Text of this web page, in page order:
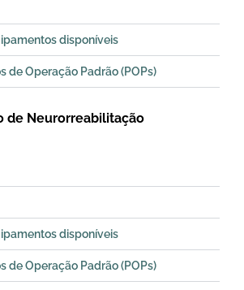
disponíveis
de Operação Padrão (POPs)
de Neurorreabilitação
disponíveis
de Operação Padrão (POPs)